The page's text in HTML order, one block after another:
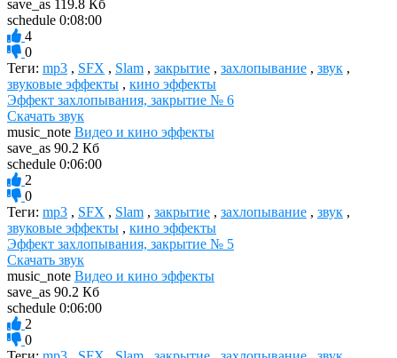
save_as 119.8 Кб
schedule 0:08:00
4
0
Теги: mp3 , SFX , Slam , закрытие , захлопывание , звук ,
звуковые эффекты , кино эффекты
Эффект захлопывания, закрытие № 6
Скачать звук
music_note Видео и кино эффекты
save_as 90.2 Кб
schedule 0:06:00
2
0
Теги: mp3 , SFX , Slam , закрытие , захлопывание , звук ,
звуковые эффекты , кино эффекты
Эффект захлопывания, закрытие № 5
Скачать звук
music_note Видео и кино эффекты
save_as 90.2 Кб
schedule 0:06:00
2
0